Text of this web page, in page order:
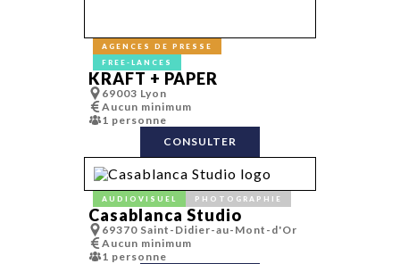
AGENCES DE PRESSE
FREE-LANCES
KRAFT + PAPER
69003 Lyon
Aucun minimum
1 personne
CONSULTER
AUDIOVISUEL PHOTOGRAPHIE
Casablanca Studio
69370 Saint-Didier-au-Mont-d'Or
Aucun minimum
1 personne